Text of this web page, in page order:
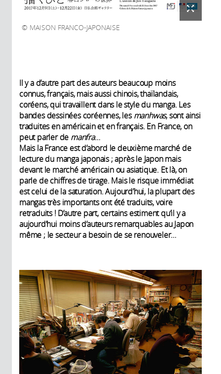
MAISON FRANCO-JAPONAISE
Il y a d’autre part des auteurs beaucoup moins
connus, français, mais aussi chinois, thaïlandais,
coréens, qui travaillent dans le style du manga. Les
bandes dessinées coréennes, lesmanhwas, sont ainsi
traduites en américain et en français. En France, on
peut parler de manfra…
Mais la France est d’abord le deuxième marché de
lecture du manga japonais ; après le Japon mais
devant le marché américain ou asiatique. Et là, on
parle de chiffres de tirage. Mais le risque immédiat
est celui de la saturation. Aujourd’hui, la plupart des
mangas très importants ont été traduits, voire
retraduits ! D’autre part, certains estiment qu’il y a
aujourd’hui moins d’auteurs remarquables au Japon
même ; le secteur a besoin de se renouveler…